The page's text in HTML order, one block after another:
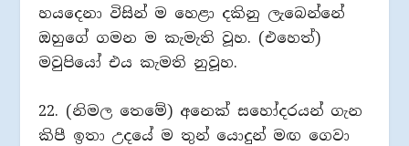
හයදෙනා විසින් ම හෙළා දකිනු ලැබෙන්නේ
ඔහුගේ ගමන ම කැමැති වූහ. (එහෙත්)
මවුපියෝ එය කැමති නුවූහ.
22. (නිමල තෙමේ) අනෙක් සහෝදරයන් ගැන
කිපී ඉතා උදයේ ම තුන් යොදුන් මඟ ගෙවා